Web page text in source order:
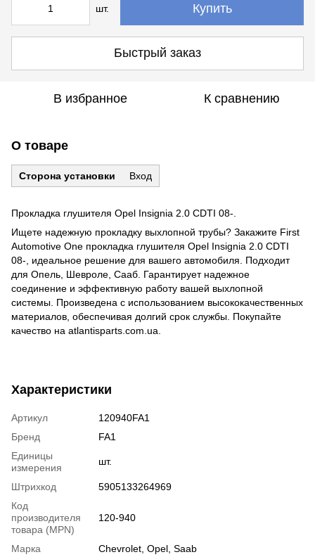
шт. Купить
Быстрый заказ
В избранное К сравнению
О товаре
Сторона установки Вход
Прокладка глушителя Opel Insignia 2.0 CDTI 08-.
Ищете надежную прокладку выхлопной трубы? Закажите First
Automotive One прокладка глушителя Opel Insignia 2.0 CDTI
08-, идеальное решение для вашего автомобиля. Подходит
для Опель, Шевроле, Сааб. Гарантирует надежное
соединение и эффективную работу вашей выхлопной
системы. Произведена с использованием высококачественных
материалов, обеспечивая долгий срок службы. Покупайте
качество на atlantisparts.com.ua.
Характеристики
Артикул
120940FA1
Бренд
FA1
Единицы
измерения
шт.
Штрихкод
5905133264969
Код
производителя
товара (MPN)
120-940
Марка Chevrolet Opel Saab